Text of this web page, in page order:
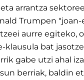
arrantza
Trumpen "joan-
aurre egiteko,
klausula bat
gabe utzi ahal
berriak, baldin